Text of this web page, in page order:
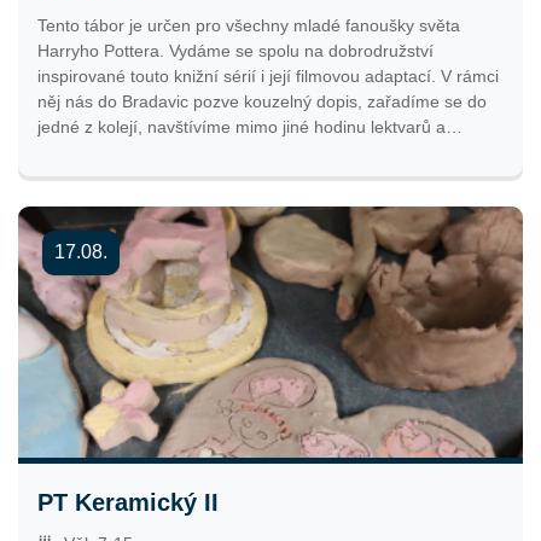
Tento tábor je určen pro všechny mladé fanoušky světa
Harryho Pottera. Vydáme se spolu na dobrodružství
inspirované touto knižní sérií i její filmovou adaptací. V rámci
něj nás do Bradavic pozve kouzelný dopis, zařadíme se do
jedné z kolejí, navštívíme mimo jiné hodinu lektvarů a
pokusíme porazit Vy víte koho a uchránit tak kouzelnický
svět před objevením mudly. Přichystaný máme ale i další
doprovodný program. Výsledná cena tábora může být pro
pražské účastníky nižší v závislosti na grantové podpoře
hlavního města Prahy. Přihlašování bude spuštěno 2. 2.
2026 ve 12:00 hodin.
17.08.
PT Keramický II